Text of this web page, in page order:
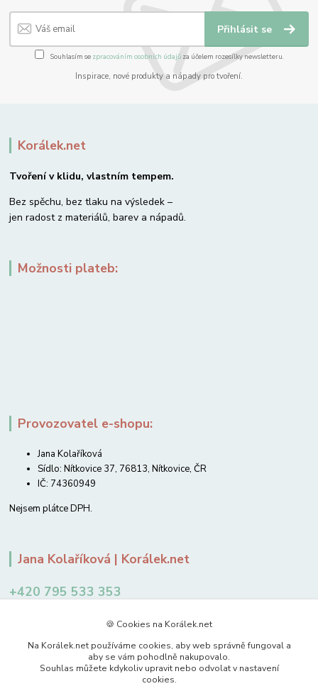
Přihlásit se
Souhlasím se zpracováním osobních údajůza účelem rozesílky newsletteru.
Inspirace, nové produkty a nápady pro tvoření.
Korálek.net
Tvoření v klidu, vlastním tempem.
Bez spěchu, bez tlaku na výsledek –
jen radost z materiálů, barev a nápadů.
Možnosti plateb:
Provozovatel e-shopu:
Jana Kolaříková
Sídlo: Nítkovice 37, 76813, Nítkovice, ČR
IČ: 74360949
Nejsem plátce DPH.
Jana Kolaříková | Korálek.net
+420 795 533 353
🍪 Cookies na Korálek.net
Na Korálek.net používáme cookies, aby web správně fungoval a
aby se vám pohodlně nakupovalo.
Souhlas můžete kdykoliv upravit nebo odvolat v nastavení
cookies.